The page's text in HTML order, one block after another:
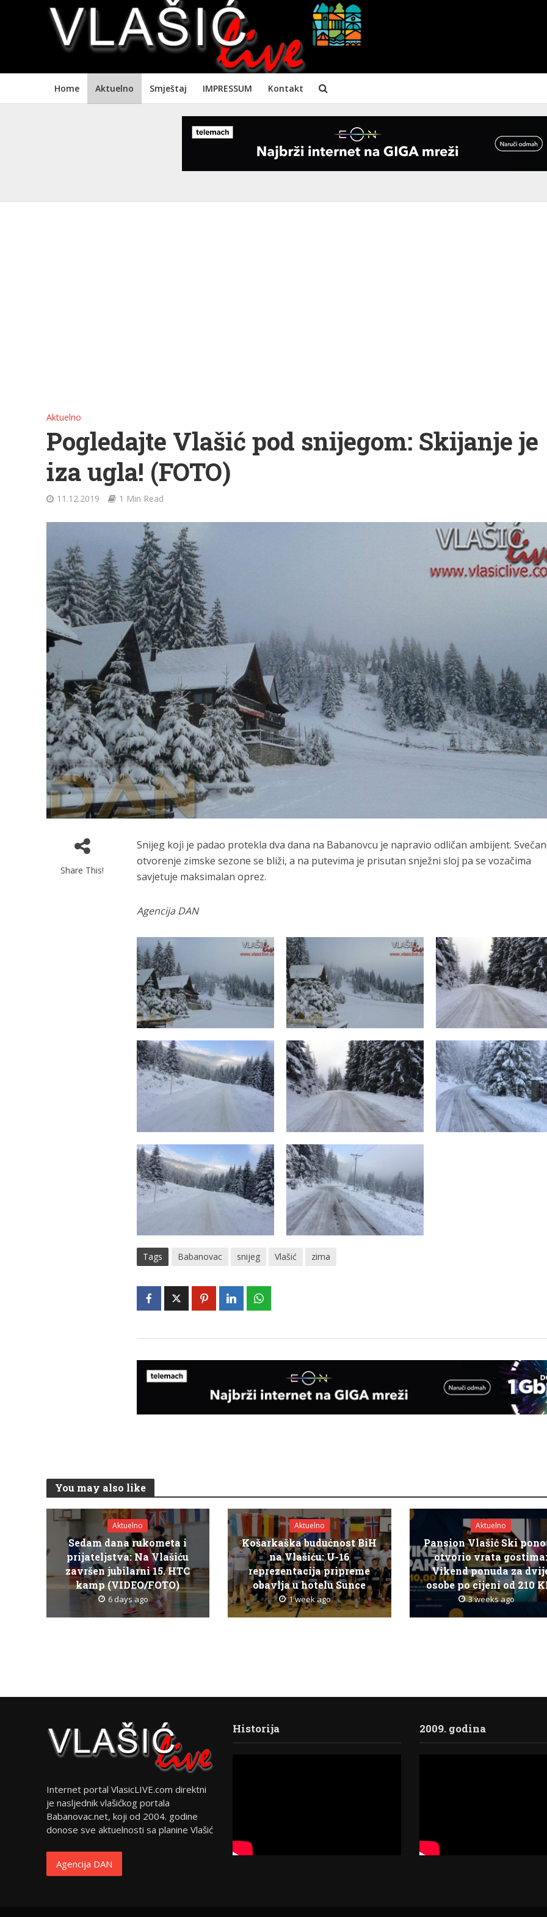
Home Aktuelno Smještaj IMPRESSUM Kontakt
Aktuelno
Pogledajte Vlašić pod snijegom: Skijanje je
iza ugla! (FOTO)
11.12.2019 1 Min Read
Share This!
Snijeg koji je padao protekla dva dana na Babanovcu je napravio odličan ambijent.
otvorenje zimske sezone se bliži, a na putevima je prisutan snježni sloj pa se vozačima
savjetuje maksimalan oprez.
Agencija DAN
Tags Babanovac snijeg Vlašić zima
You may also like
Aktuelno
Sedam dana rukometa i
prijateljstva: Na Vlašiću
završen jubilarni 15. HTC
kamp (VIDEO/FOTO)
6 days ago
Aktuelno
Košarkaška budućnost BiH
na Vlašiću: U-16
reprezentacija pripreme
obavlja u hotelu Sunce
1 week ago
Aktuelno
Pansion Vlašić Ski
otvorio vrata
Vikend ponuda za
osobe po cijeni od 210
3 weeks ago
Internet portal VlasicLIVE.com direktni
je nasljednik vlašićkog portala
Babanovac.net, koji od 2004. godine
donose sve aktuelnosti sa planine Vlašić
Agencija DAN
Historija 2009. godina